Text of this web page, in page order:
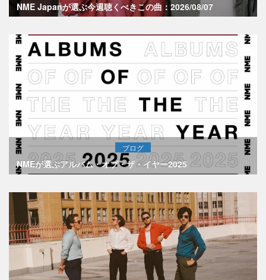
NME Japanが選ぶ今週聴くべきこの曲：2026/08/07
ブログ
NMEが選ぶアルバム・オブ・ザ・イヤー2025